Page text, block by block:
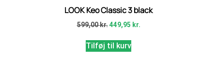
LOOK Keo Classic 3 black
599,00kr. 449,95 kr.
Tilføj til kurv